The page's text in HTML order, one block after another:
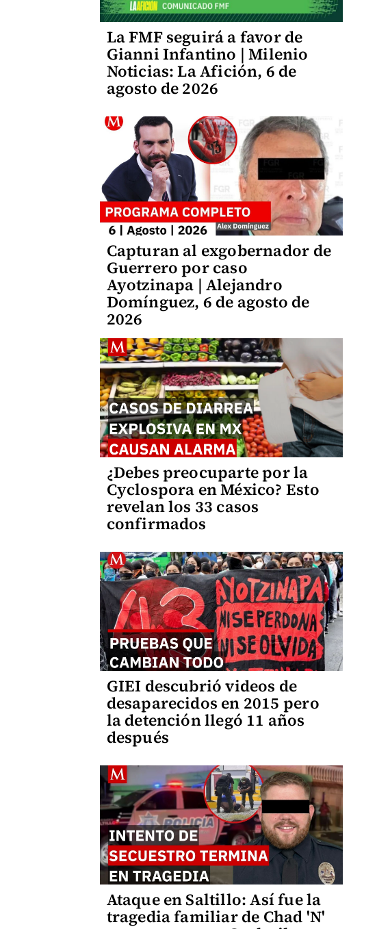
La FMF seguirá a favor de
Gianni Infantino | Milenio
Noticias: La Afición, 6 de
agosto de 2026
Capturan al exgobernador de
Guerrero por caso
Ayotzinapa | Alejandro
Domínguez, 6 de agosto de
2026
¿Debes preocuparte por la
Cyclospora en México? Esto
revelan los 33 casos
confirmados
GIEI descubrió videos de
desaparecidos en 2015 pero
la detención llegó 11 años
después
Ataque en Saltillo: Así fue la
tragedia familiar de Chad 'N'